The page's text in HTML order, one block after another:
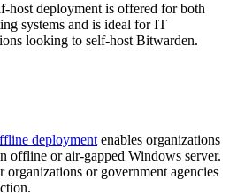
host deployment is offered for both
systems and is ideal for IT
looking to self-host Bitwarden.
deployment enables organizations
offline or air-gapped Windows server.
or government agencies